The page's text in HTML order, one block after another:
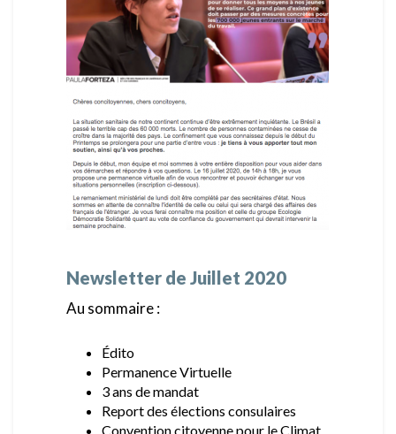
Newsletter de Juillet 2020
Au sommaire :
Édito
Permanence Virtuelle
3 ans de mandat
Report des élections consulaires
Convention citoyenne pour le Climat